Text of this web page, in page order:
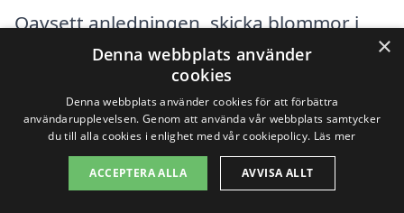
Oavsett anledningen, skicka blommor i
Fredriksberg är alltid en bra idé. Med
hjälp av vår plattform kan du enkelt hitta
rätt blomsterleverans och se till att dina
gåvor når sina mottagare i tid. Kom ihåg
att blommor är ett universellt språk av
×
Denna webbplats använder
cookies
Denna webbplats använder cookies för att förbättra
användarupplevelsen. Genom att använda vår webbplats samtycker
du till alla cookies i enlighet med vår cookiepolicy. Läs mer
ACCEPTERA ALLA AVVISA ALLT